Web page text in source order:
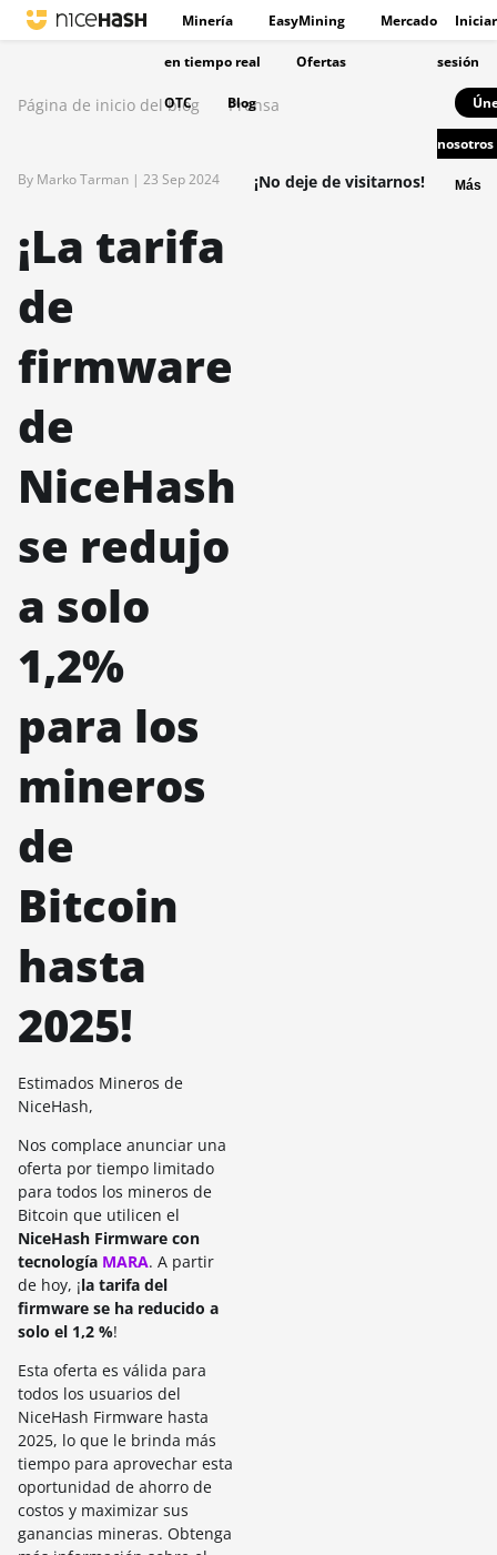
Minería EasyMining Mercado
en tiempo real Ofertas
OTC Blog
Iniciar
sesión
nosotros
Más
Página de inicio del blog Prensa
By Marko Tarman | 23 Sep 2024
¡La tarifa
de
firmware
de
NiceHash
se redujo
a solo
1,2%
para los
mineros
de
Bitcoin
hasta
2025!
Estimados Mineros de
NiceHash,
Nos complace anunciar una
oferta por tiempo limitado
para todos los mineros de
Bitcoin que utilicen el
NiceHash Firmware con
tecnología MARA. A partir
de hoy, ¡la tarifa del
firmware se ha reducido a
solo el 1,2 %!
Esta oferta es válida para
todos los usuarios del
NiceHash Firmware hasta
2025, lo que le brinda más
tiempo para aprovechar esta
oportunidad de ahorro de
costos y maximizar sus
ganancias mineras. Obtenga
¡No deje de visitarnos!